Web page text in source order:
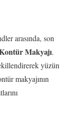
arasında, son
Makyajı.
yüzün
makyajının